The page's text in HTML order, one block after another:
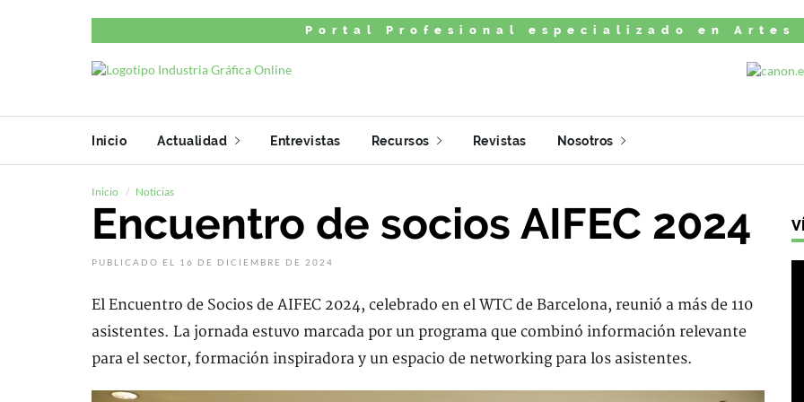
Portal Profesional especializado en Artes
Inicio Actualidad Entrevistas Recursos Revistas Nosotros
Inicio Noticias
Encuentro de socios AIFEC 2024
PUBLICADO EL 16 DE DICIEMBRE DE 2024
El Encuentro de Socios de AIFEC 2024, celebrado en el WTC de Barcelona, reunió a más de 110
asistentes. La jornada estuvo marcada por un programa que combinó información relevante
para el sector, formación inspiradora y un espacio de networking para los asistentes.